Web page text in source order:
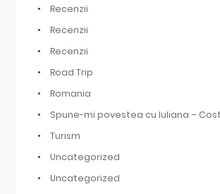
Recenzii
Recenzii
Recenzii
Road Trip
Romania
Spune-mi povestea cu Iuliana –
Turism
Uncategorized
Uncategorized